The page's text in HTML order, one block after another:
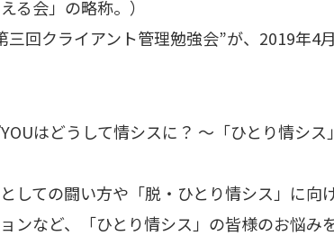
る会」の略称。）
三回クライアント管理勉強会”が、2019年4
はどうして情シスに？ ～「ひとり情シス
としての闘い方や「脱・ひとり情シス」に向
ンなど、「ひとり情シス」の皆様のお悩み